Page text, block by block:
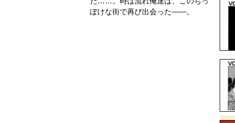
ぽけな街で再び出会った――。